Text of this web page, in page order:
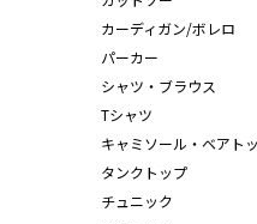
カーディガン/ボレロ
パーカー
シャツ・ブラウス
Tシャツ
キャミソール・ベアト
タンクトップ
チュニック